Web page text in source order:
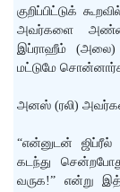
குறிப்பிட்டுக்
அவர்களை
இப்ராஹீம் (அலை)
மட்டுமே
அனஸ் (ரலி) அவர்கள்
“என்னுடன்
கடந்து
வருக!” என்று